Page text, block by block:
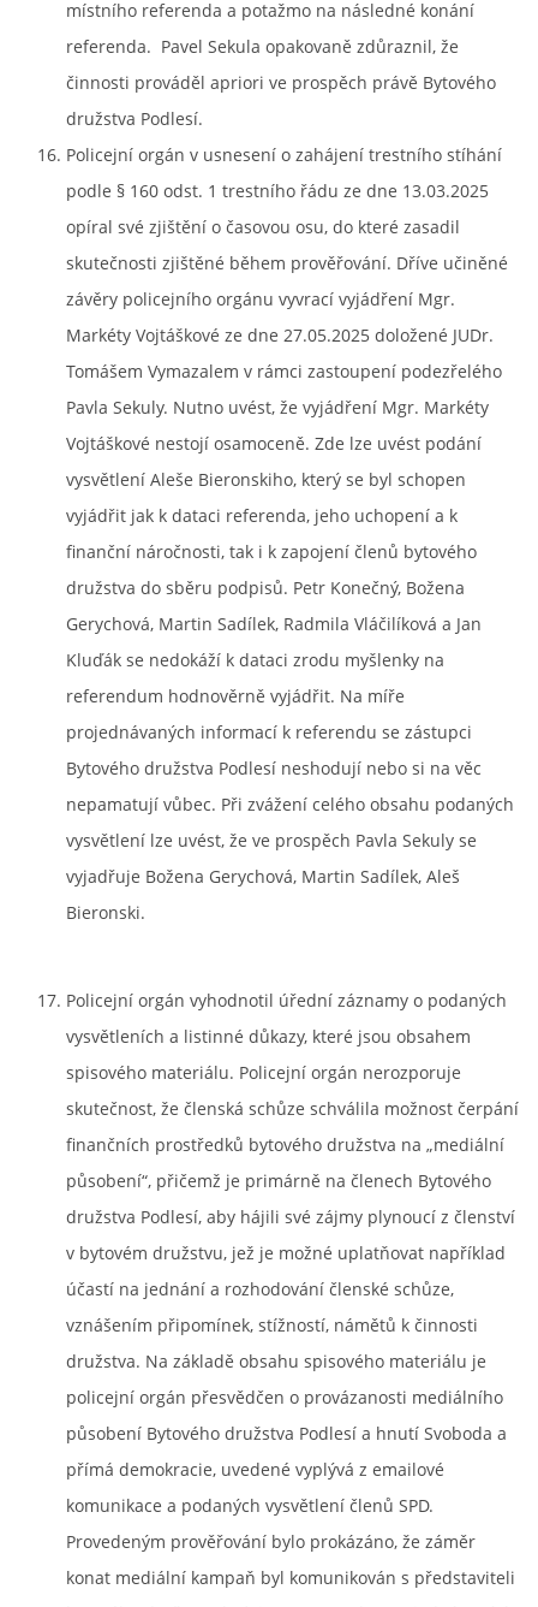
místního referenda a potažmo na následné konání
referenda. Pavel Sekula opakovaně zdůraznil, že
činnosti prováděl apriori ve prospěch právě Bytového
družstva Podlesí.
Policejní orgán v usnesení o zahájení trestního stíhání
podle § 160 odst. 1 trestního řádu ze dne 13.03.2025
opíral své zjištění o časovou osu, do které zasadil
skutečnosti zjištěné během prověřování. Dříve učiněné
závěry policejního orgánu vyvrací vyjádření Mgr.
Markéty Vojtáškové ze dne 27.05.2025 doložené JUDr.
Tomášem Vymazalem v rámci zastoupení podezřelého
Pavla Sekuly. Nutno uvést, že vyjádření Mgr. Markéty
Vojtáškové nestojí osamoceně. Zde lze uvést podání
vysvětlení Aleše Bieronskiho, který se byl schopen
vyjádřit jak k dataci referenda, jeho uchopení a k
finanční náročnosti, tak i k zapojení členů bytového
družstva do sběru podpisů. Petr Konečný, Božena
Gerychová, Martin Sadílek, Radmila Vláčilíková a Jan
Kluďák se nedokáží k dataci zrodu myšlenky na
referendum hodnověrně vyjádřit. Na míře
projednávaných informací k referendu se zástupci
Bytového družstva Podlesí neshodují nebo si na věc
nepamatují vůbec. Při zvážení celého obsahu podaných
vysvětlení lze uvést, že ve prospěch Pavla Sekuly se
vyjadřuje Božena Gerychová, Martin Sadílek, Aleš
Bieronski.
Policejní orgán vyhodnotil úřední záznamy o podaných
vysvětleních a listinné důkazy, které jsou obsahem
spisového materiálu. Policejní orgán nerozporuje
skutečnost, že členská schůze schválila možnost čerpání
finančních prostředků bytového družstva na „mediální
působení“, přičemž je primárně na členech Bytového
družstva Podlesí, aby hájili své zájmy plynoucí z členství
v bytovém družstvu, jež je možné uplatňovat například
účastí na jednání a rozhodování členské schůze,
vznášením připomínek, stížností, námětů k činnosti
družstva. Na základě obsahu spisového materiálu je
policejní orgán přesvědčen o provázanosti mediálního
působení Bytového družstva Podlesí a hnutí Svoboda a
přímá demokracie, uvedené vyplývá z emailové
komunikace a podaných vysvětlení členů SPD.
Provedeným prověřování bylo prokázáno, že záměr
konat mediální kampaň byl komunikován s představiteli